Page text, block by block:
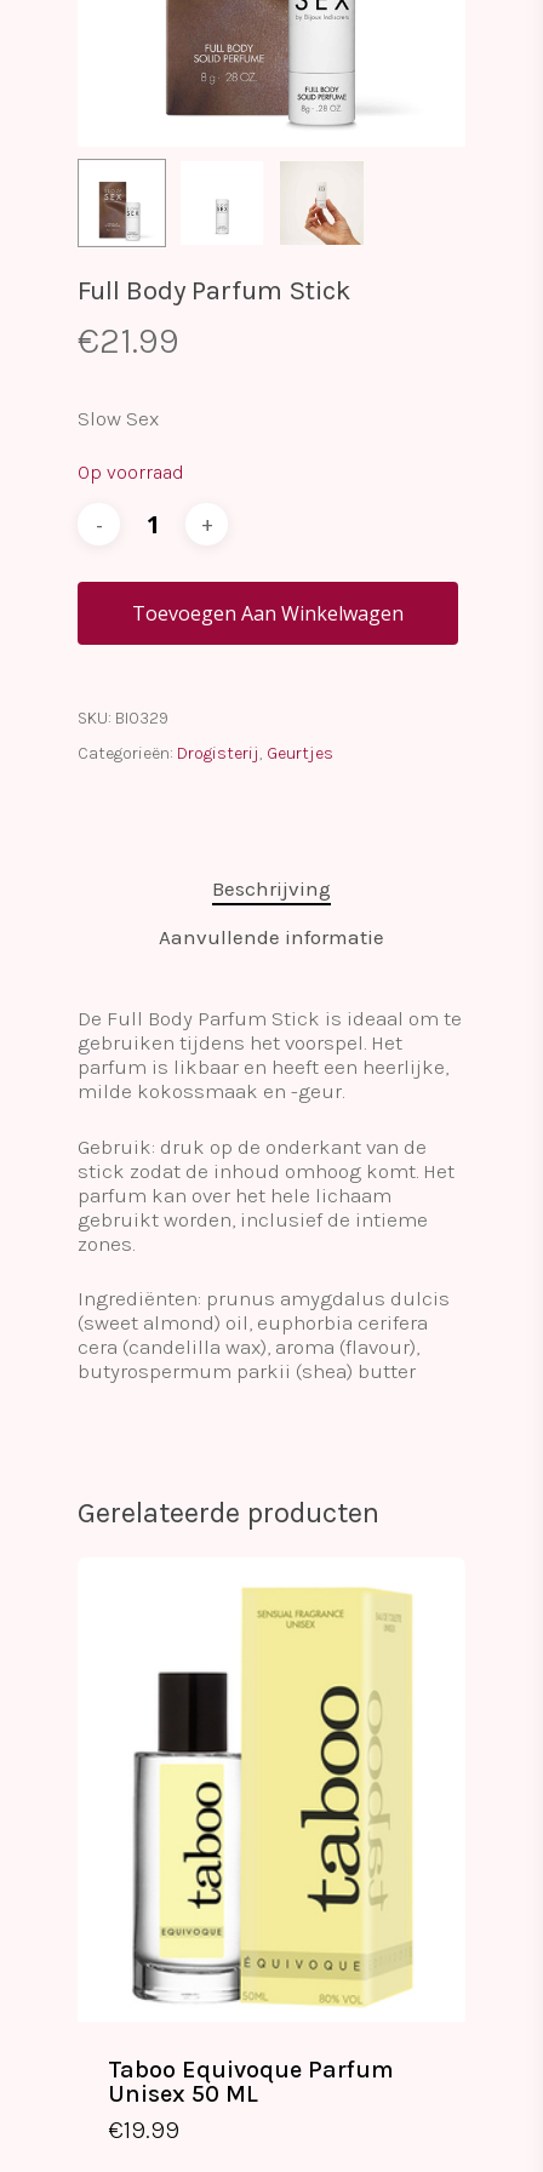
Full Body Parfum Stick
€21.99
Slow Sex
Op voorraad
Toevoegen Aan Winkelwagen
SKU: BI0329
Categorieën: Drogisterij, Geurtjes
Beschrijving
Aanvullende informatie
De Full Body Parfum Stick is ideaal om te
gebruiken tijdens het voorspel. Het
parfum is likbaar en heeft een heerlijke,
milde kokossmaak en -geur.
Gebruik: druk op de onderkant van de
stick zodat de inhoud omhoog komt. Het
parfum kan over het hele lichaam
gebruikt worden, inclusief de intieme
zones.
Ingrediënten: prunus amygdalus dulcis
(sweet almond) oil, euphorbia cerifera
cera (candelilla wax), aroma (flavour),
butyrospermum parkii (shea) butter
Gerelateerde producten
Taboo Equivoque Parfum
Unisex 50 ML
€19.99
€